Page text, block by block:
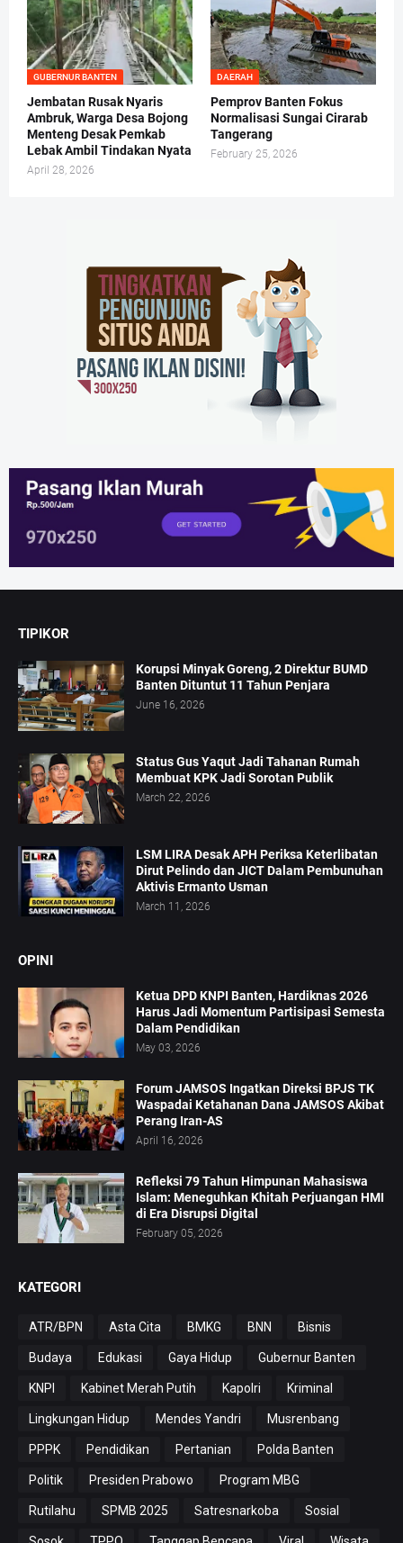
GUBERNUR BANTEN
Jembatan Rusak Nyaris
Ambruk, Warga Desa Bojong
Menteng Desak Pemkab
Lebak Ambil Tindakan Nyata
April 28, 2026
DAERAH
Pemprov Banten Fokus
Normalisasi Sungai Cirarab
Tangerang
February 25, 2026
TIPIKOR
Korupsi Minyak Goreng, 2 Direktur BUMD
Banten Dituntut 11 Tahun Penjara
June 16, 2026
Status Gus Yaqut Jadi Tahanan Rumah
Membuat KPK Jadi Sorotan Publik
March 22, 2026
LSM LIRA Desak APH Periksa Keterlibatan
Dirut Pelindo dan JICT Dalam Pembunuhan
Aktivis Ermanto Usman
March 11, 2026
OPINI
Ketua DPD KNPI Banten, Hardiknas 2026
Harus Jadi Momentum Partisipasi Semesta
Dalam Pendidikan
May 03, 2026
Forum JAMSOS Ingatkan Direksi BPJS TK
Waspadai Ketahanan Dana JAMSOS Akibat
Perang Iran-AS
April 16, 2026
Refleksi 79 Tahun Himpunan Mahasiswa
Islam: Meneguhkan Khitah Perjuangan HMI
di Era Disrupsi Digital
February 05, 2026
KATEGORI
ATR/BPN Asta Cita BMKG BNN Bisnis
Budaya Edukasi Gaya Hidup Gubernur Banten
KNPI Kabinet Merah Putih Kapolri Kriminal
Lingkungan Hidup Mendes Yandri Musrenbang
PPPK Pendidikan Pertanian Polda Banten
Politik Presiden Prabowo Program MBG
Rutilahu SPMB 2025 Satresnarkoba Sosial